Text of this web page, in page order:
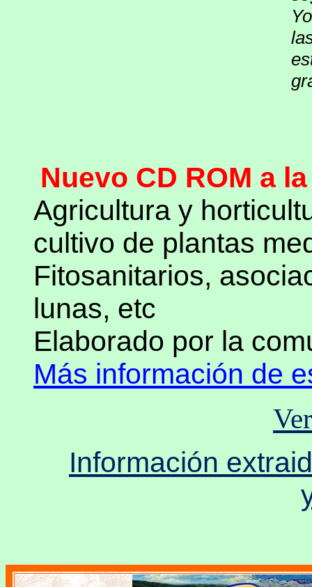
Nuevo CD ROM a
Agricultura y
cultivo de plantas
Fitosanitarios,
lunas, etc
Elaborado por la
Más información de
Información